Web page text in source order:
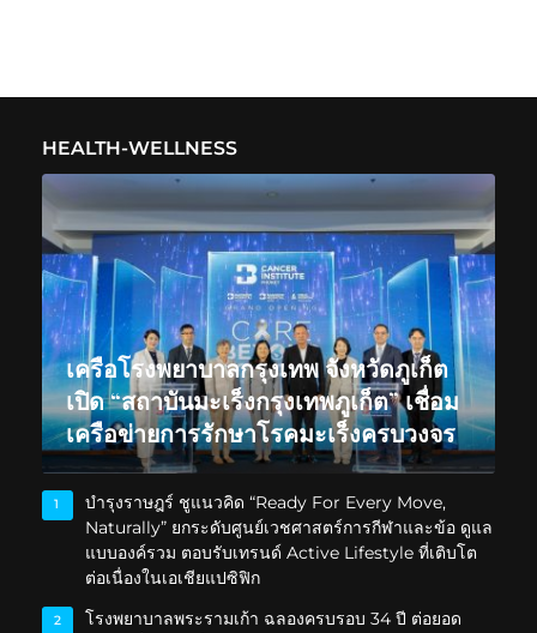
HEALTH-WELLNESS
เครือโรงพยาบาลกรุงเทพ จังหวัดภูเก็ต
เปิด “สถาบันมะเร็งกรุงเทพภูเก็ต” เชื่อม
เครือข่ายการรักษาโรคมะเร็งครบวงจร
1
บำรุงราษฎร์ ชูแนวคิด “Ready For Every Move,
Naturally” ยกระดับศูนย์เวชศาสตร์การกีฬาและข้อ ดูแล
แบบองค์รวม ตอบรับเทรนด์ Active Lifestyle ที่เติบโต
ต่อเนื่องในเอเชียแปซิฟิก
2
โรงพยาบาลพระรามเก้า ฉลองครบรอบ 34 ปี ต่อยอด